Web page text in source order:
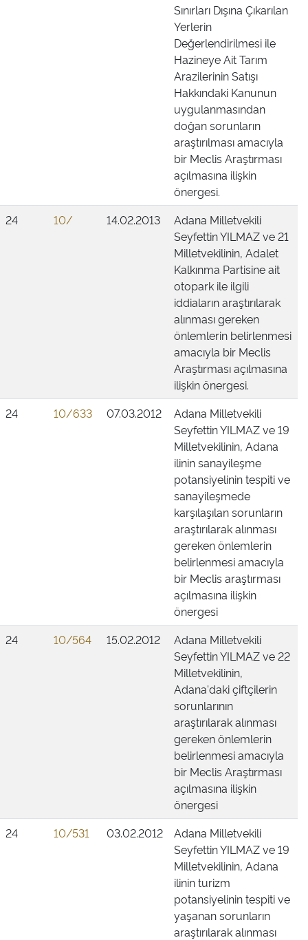
Sınırları Dışına Çıkarılan
Yerlerin
Değerlendirilmesi ile
Hazineye Ait Tarım
Arazilerinin Satışı
Hakkındaki Kanunun
uygulanmasından
doğan sorunların
araştırılması amacıyla
bir Meclis Araştırması
açılmasına ilişkin
önergesi.
24
10/ 14.02.2013
Adana Milletvekili
Seyfettin YILMAZ ve 21
Milletvekilinin, Adalet
Kalkınma Partisine ait
otopark ile ilgili
iddiaların araştırılarak
alınması gereken
önlemlerin belirlenmesi
amacıyla bir Meclis
Araştırması açılmasına
ilişkin önergesi.
24
10/633 07.03.2012
Adana Milletvekili
Seyfettin YILMAZ ve 19
Milletvekilinin, Adana
ilinin sanayileşme
potansiyelinin tespiti ve
sanayileşmede
karşılaşılan sorunların
araştırılarak alınması
gereken önlemlerin
belirlenmesi amacıyla
bir Meclis araştırması
açılmasına ilişkin
önergesi
24
10/564 15.02.2012
Adana Milletvekili
Seyfettin YILMAZ ve 22
Milletvekilinin,
Adana'daki çiftçilerin
sorunlarının
araştırılarak alınması
gereken önlemlerin
belirlenmesi amacıyla
bir Meclis Araştırması
açılmasına ilişkin
önergesi
24
10/531 03.02.2012
Adana Milletvekili
Seyfettin YILMAZ ve 19
Milletvekilinin, Adana
ilinin turizm
potansiyelinin tespiti ve
yaşanan sorunların
araştırılarak alınması